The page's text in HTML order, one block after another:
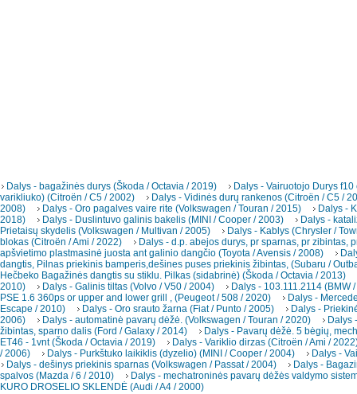
Dalys - bagažinės durys (Škoda / Octavia / 2019)
Dalys - Vairuotojo Durys
varikliuko) (Citroën / C5 / 2002)
Dalys - Vidinės durų rankenos (Citroën / C5 /
2008)
Dalys - Oro pagalves vaire rite (Volkswagen / Touran / 2015)
Dalys -
2018)
Dalys - Duslintuvo galinis bakelis (MINI / Cooper / 2003)
Dalys -
Prietaisų skydelis (Volkswagen / Multivan / 2005)
Dalys - Kablys (Chrysler /
blokas (Citroën / Ami / 2022)
Dalys - d.p. abejos durys, pr sparnas, pr zibintas,
apšvietimo plastmasinė juosta ant galinio dangčio (Toyota / Avensis / 2008)
dangtis, Pilnas priekinis bamperis,dešines puses priekinis žibintas, (Subaru /
Hečbeko Bagažinės dangtis su stiklu. Pilkas (sidabrinė) (Škoda / Octavia / 2013)
2010)
Dalys - Galinis tiltas (Volvo / V50 / 2004)
Dalys - 103.111.2114 (BMW
PSE 1.6 360ps or upper and lower grill , (Peugeot / 508 / 2020)
Dalys -
Escape / 2010)
Dalys - Oro srauto žarna (Fiat / Punto / 2005)
Dalys -
2006)
Dalys - automatinė pavarų dėžė. (Volkswagen / Touran / 2020)
Dalys
žibintas, sparno dalis (Ford / Galaxy / 2014)
Dalys - Pavarų dėžė. 5 bėgių,
ET46 - 1vnt (Škoda / Octavia / 2019)
Dalys - Variklio dirzas (Citroën / Ami /
/ 2006)
Dalys - Purkštuko laikiklis (dyzelio) (MINI / Cooper / 2004)
Dalys -
Dalys - dešinys priekinis sparnas (Volkswagen / Passat / 2004)
Dalys -
spalvos (Mazda / 6 / 2010)
Dalys - mechatroninės pavarų dėžės valdymo
KURO DROSELIO SKLENDĖ (Audi / A4 / 2000)